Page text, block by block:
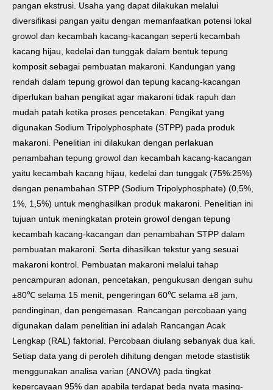
pangan ekstrusi. Usaha yang dapat dilakukan melalui
diversifikasi pangan yaitu dengan memanfaatkan potensi lokal
growol dan kecambah kacang-kacangan seperti kecambah
kacang hijau, kedelai dan tunggak dalam bentuk tepung
komposit sebagai pembuatan makaroni. Kandungan yang
rendah dalam tepung growol dan tepung kacang-kacangan
diperlukan bahan pengikat agar makaroni tidak rapuh dan
mudah patah ketika proses pencetakan. Pengikat yang
digunakan Sodium Tripolyphosphate (STPP) pada produk
makaroni. Penelitian ini dilakukan dengan perlakuan
penambahan tepung growol dan kecambah kacang-kacangan
yaitu kecambah kacang hijau, kedelai dan tunggak (75%:25%)
dengan penambahan STPP (Sodium Tripolyphosphate) (0,5%,
1%, 1,5%) untuk menghasilkan produk makaroni. Penelitian ini
tujuan untuk meningkatan protein growol dengan tepung
kecambah kacang-kacangan dan penambahan STPP dalam
pembuatan makaroni. Serta dihasilkan tekstur yang sesuai
makaroni kontrol. Pembuatan makaroni melalui tahap
pencampuran adonan, pencetakan, pengukusan dengan suhu
±80℃ selama 15 menit, pengeringan 60℃ selama ±8 jam,
pendinginan, dan pengemasan. Rancangan percobaan yang
digunakan dalam penelitian ini adalah Rancangan Acak
Lengkap (RAL) faktorial. Percobaan diulang sebanyak dua kali.
Setiap data yang di peroleh dihitung dengan metode stastistik
menggunakan analisa varian (ANOVA) pada tingkat
kepercayaan 95% dan apabila terdapat beda nyata masing-